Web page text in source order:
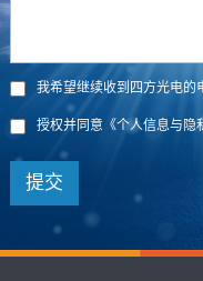
我希望继续收到四方光电的
授权并同意《个人信息与隐
提交